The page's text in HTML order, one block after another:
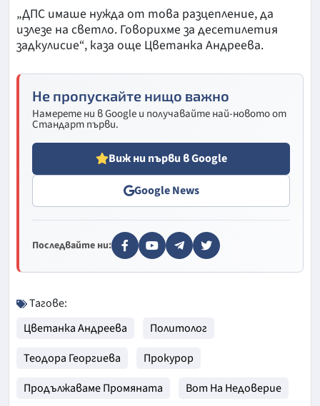
„ДПС имаше нужда от това разцепление, да
излезе на светло. Говорихме за десетилетия
задкулисие“, каза още Цветанка Андреева.
Не пропускайте нищо важно
Намерете ни в Google и получавайте най-новото от
Стандарт първи.
Виж ни първи в Google
Google News
Последвайте ни:
Тагове:
Цветанка Андреева
Политолог
Теодора Георгиева
Прокурор
Продължаваме Промяната
Вот На Недоверие